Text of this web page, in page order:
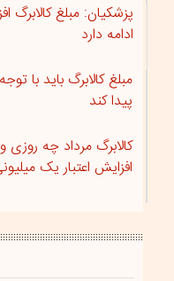
پزشکیان: مبلغ کالابرگ
ادامه دارد
مبلغ کالابرگ باید با
پیدا کند
کالابرگ مرداد چه
افزایش اعتبار یک